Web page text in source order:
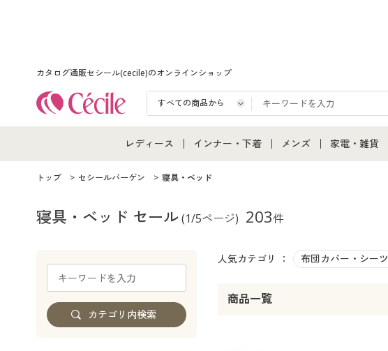
カタログ通販セシール(cecile)のオンラインショップ
レディース
レディース通販すべて
レディースファッション
インナー・下着
インナー・下着通販すべて
メンズ 家電・雑貨
トップ セシールバーゲン 寝具・ベッド
寝具・ベッド セール(1/5ページ) 203件
人気カテゴリ ： 布団カバー・シーツ
商品一覧